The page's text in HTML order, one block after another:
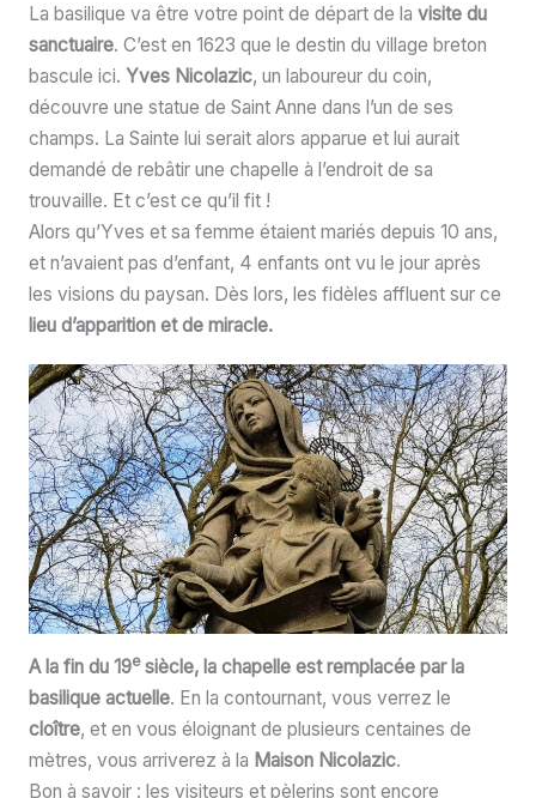
La basilique va être votre point de départ de la visite du
sanctuaire. C’est en 1623 que le destin du village breton
bascule ici. Yves Nicolazic, un laboureur du coin,
découvre une statue de Saint Anne dans l’un de ses
champs. La Sainte lui serait alors apparue et lui aurait
demandé de rebâtir une chapelle à l’endroit de sa
trouvaille. Et c’est ce qu’il fit !
Alors qu’Yves et sa femme étaient mariés depuis 10 ans,
et n’avaient pas d’enfant, 4 enfants ont vu le jour après
les visions du paysan. Dès lors, les fidèles affluent sur ce
lieu d’apparition et de miracle.
A la fin du 19esiècle, la chapelle est remplacée par la
basilique actuelle. En la contournant, vous verrez le
cloître, et en vous éloignant de plusieurs centaines de
mètres, vous arriverez à la Maison Nicolazic.
Bon à savoir : les visiteurs et pèlerins sont encore